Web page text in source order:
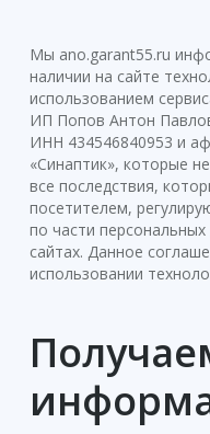
Мы ano.garant55.ru
наличии на сайте
использованием
ИП Пoпoв Антoн
ИНН 434546840953 и
«Синаптик», которые
все последствия,
посетителем,
по части
сайтах. Данное
использовании